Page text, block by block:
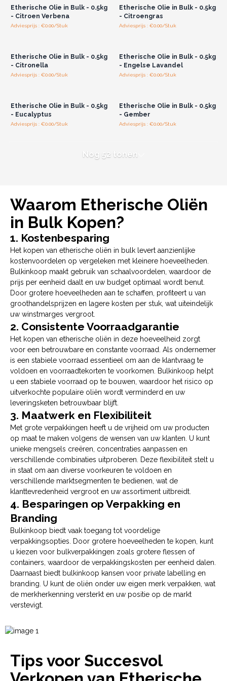
Etherische Olie in Bulk - 0.5kg
- Citroen Verbena
Adviesprijs : €0.00/Stuk
Etherische Olie in Bulk - 0.5kg
- Citroengras
Adviesprijs : €0.00/Stuk
Etherische Olie in Bulk - 0.5kg
- Citronella
Adviesprijs : €0.00/Stuk
Etherische Olie in Bulk - 0.5kg
- Engelse Lavandel
Adviesprijs : €0.00/Stuk
Etherische Olie in Bulk - 0.5kg
- Eucalyptus
Adviesprijs : €0.00/Stuk
Etherische Olie in Bulk - 0.5kg
- Gember
Adviesprijs : €0.00/Stuk
Nog 52 tonen
Waarom Etherische Oliën
in Bulk Kopen?
1. Kostenbesparing
Het kopen van etherische oliën in bulk levert aanzienlijke
kostenvoordelen op vergeleken met kleinere hoeveelheden.
Bulkinkoop maakt gebruik van schaalvoordelen, waardoor de
prijs per eenheid daalt en uw budget optimaal wordt benut.
Door grotere hoeveelheden aan te schaffen, profiteert u van
groothandelsprijzen en lagere kosten per stuk, wat uiteindelijk
uw winstmarges vergroot.
2. Consistente Voorraadgarantie
Het kopen van etherische oliën in deze hoeveelheid zorgt
voor een betrouwbare en constante voorraad. Als ondernemer
is een stabiele voorraad essentieel om aan de klantvraag te
voldoen en voorraadtekorten te voorkomen. Bulkinkoop helpt
u een stabiele voorraad op te bouwen, waardoor het risico op
uitverkochte populaire oliën wordt verminderd en uw
leveringsketen betrouwbaar blijft.
3. Maatwerk en Flexibiliteit
Met grote verpakkingen heeft u de vrijheid om uw producten
op maat te maken volgens de wensen van uw klanten. U kunt
unieke mengsels creëren, concentraties aanpassen en
verschillende combinaties uitproberen. Deze flexibiliteit stelt u
in staat om aan diverse voorkeuren te voldoen en
verschillende marktsegmenten te bedienen, wat de
klanttevredenheid vergroot en uw assortiment uitbreidt.
4. Besparingen op Verpakking en
Branding
Bulkinkoop biedt vaak toegang tot voordelige
verpakkingsopties. Door grotere hoeveelheden te kopen, kunt
u kiezen voor bulkverpakkingen zoals grotere flessen of
containers, waardoor de verpakkingskosten per eenheid dalen.
Daarnaast biedt bulkinkoop kansen voor private labelling en
branding. U kunt de oliën onder uw eigen merk verpakken, wat
de merkherkenning versterkt en uw positie op de markt
verstevigt.
Tips voor Succesvol